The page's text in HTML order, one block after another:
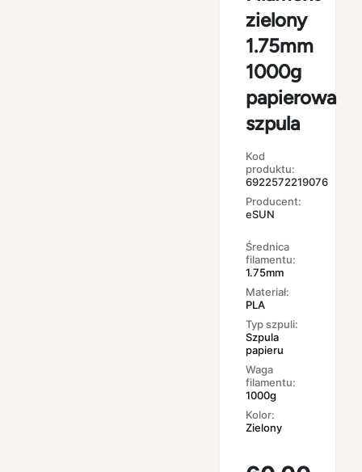
zielony
1.75mm
1000g
papierowa
szpula
Kod
produktu:
6922572219076
Producent:
eSUN
Średnica
filamentu:
1.75mm
Materiał:
PLA
Typ szpuli:
Szpula
papieru
Waga
filamentu:
1000g
Kolor:
Zielony